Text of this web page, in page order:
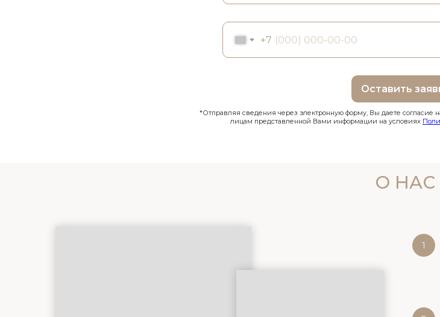
+7
Оставить
*Отправляя сведения через электронную форму, Вы даете согласие
лицам представленной Вами информации на условиях
О НАС